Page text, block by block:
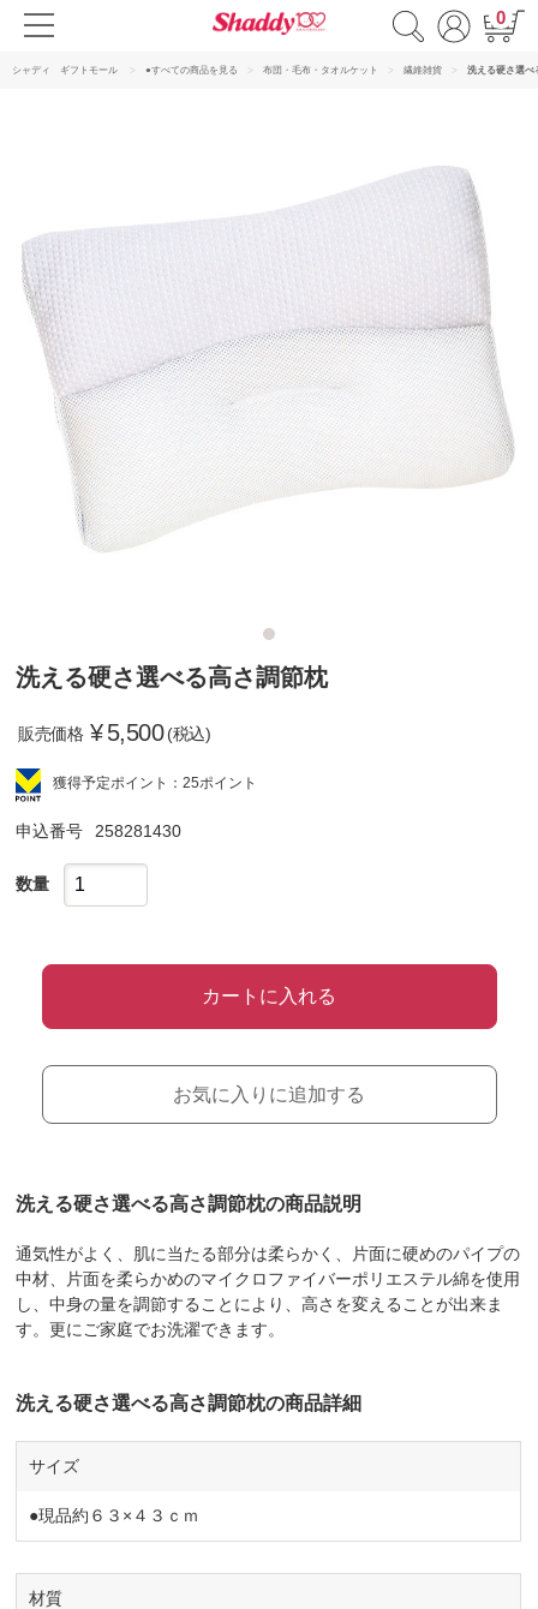
0
シャディ ギフトモール ●すべての商品を見る 布団・毛布・タオルケット 繊維雑貨 洗える硬さ選べ
洗える硬さ選べる高さ調節枕
販売価格 ¥5,500 (税込)
獲得予定ポイント：25ポイント
申込番号 258281430
数量
カートに入れる
お気に入りに追加する
洗える硬さ選べる高さ調節枕の商品説明
通気性がよく、肌に当たる部分は柔らかく、片面に硬めのパイプの
中材、片面を柔らかめのマイクロファイバーポリエステル綿を使用
し、中身の量を調節することにより、高さを変えることが出来ま
す。更にご家庭でお洗濯できます。
洗える硬さ選べる高さ調節枕の商品詳細
サイズ
●現品約６３×４３ｃｍ
材質